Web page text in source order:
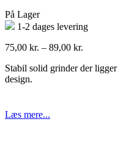
På Lager
1-2 dages levering
75,00 kr. – 89,00 kr.
til
Stabil solid grinder der
design.
Læs mere...